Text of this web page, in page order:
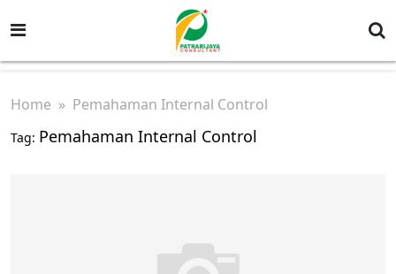
Home » Pemahaman Internal Control
Tag: Pemahaman Internal Control